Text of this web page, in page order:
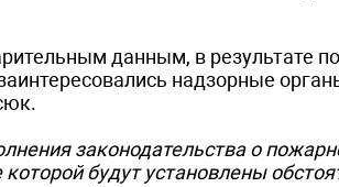
данным, в результате
надзорные
законодательства о
будут установлены